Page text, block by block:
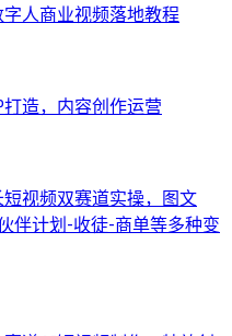
人商业视频落地教程
造，内容创作运营
视频双赛道实操，图文
伴计划-收徒-商单等多种变